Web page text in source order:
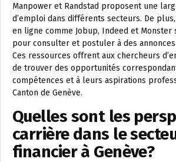
Manpower et Randstad proposent une
d’emploi dans différents secteurs. De
en ligne comme Jobup, Indeed et Monster
pour consulter et postuler à des annonces
Ces ressources offrent aux chercheurs
de trouver des opportunités
compétences et à leurs aspirations
Canton de Genève.
Quelles sont les
carrière dans le
financier à Genève?